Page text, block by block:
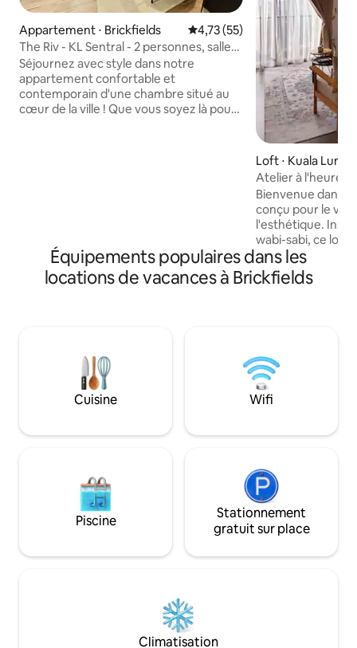
Appartement ⋅ Brickfields Évaluation moyenne sur la
4,73 (55)
The Riv - KL Sentral - 2 personnes, salle
de sport, piscine, monorail
Séjournez avec style dans notre
appartement confortable et
contemporain d'une chambre situé au
cœur de la ville ! Que vous soyez là pour
voyageurs d'affaires à la recherche
d'une expérience urbaine sans faille.
Réservez votre séjour en ville dès
Loft ⋅ Kuala
Atelier à l'heure
KLCC｜KL Sentral
Bienvenue dans
conçu pour le
l'esthétique.
wabi-sabi, ce
qu'un simple
une expérience
vous entrerez,
directement
la station de LRT
évite de devoir
tropicale ou de la
Équipements populaires dans les
locations de vacances à Brickfields
Cuisine Wifi
Piscine
Stationnement
gratuit sur place
Climatisation